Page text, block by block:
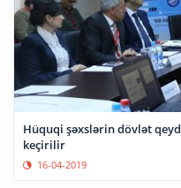
Hüquqi şəxslərin dövlət
keçirilir
16-04-2019